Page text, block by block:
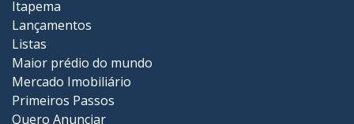
Itapema
Lançamentos
Listas
Maior prédio do mundo
Mercado Imobiliário
Primeiros Passos
Quero Anunciar